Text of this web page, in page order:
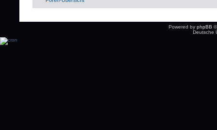
Powered by phpBB
Deutsche